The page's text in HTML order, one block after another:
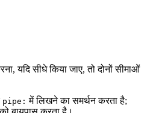
यदि सीधे किया जाए, तो दोनों सीमाओं
pipe: में लिखने का समर्थन करता है;